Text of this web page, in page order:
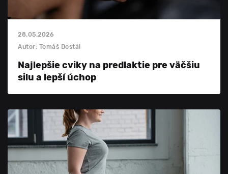
28.05.2026
Autor: Tomáš Dostál
Najlepšie cviky na predlaktie pre väčšiu
silu a lepší úchop